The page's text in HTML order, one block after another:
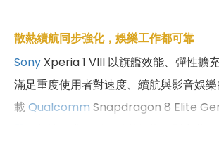
散熱續航同步強化，娛樂工作都可靠
Sony Xperia 1 VIII 以旗艦效能、彈性擴
滿足重度使用者對速度、續航與影音娛
載 Qualcomm Snapdragon 8 Elite